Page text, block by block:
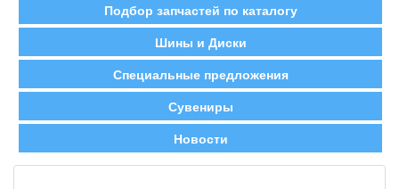
Подбор запчастей по каталогу
Шины и Диски
Специальные предложения
Сувениры
Новости